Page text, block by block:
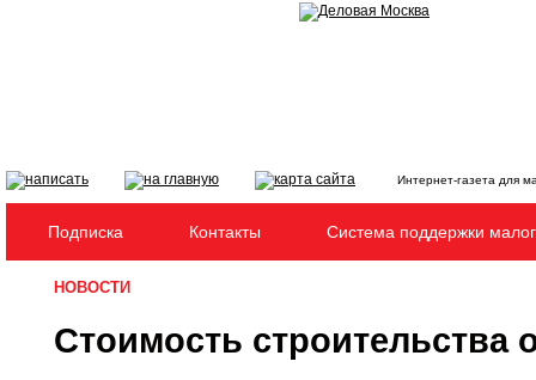
Интернет-газета для
Подписка Контакты Система поддержки
НОВОСТИ
Стоимость